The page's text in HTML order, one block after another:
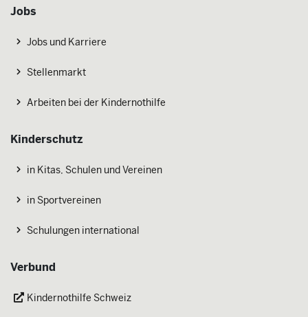
Jobs
Jobs und Karriere
Stellenmarkt
Arbeiten bei der Kindernothilfe
Kinderschutz
in Kitas, Schulen und Vereinen
in Sportvereinen
Schulungen international
Verbund
Kindernothilfe Schweiz